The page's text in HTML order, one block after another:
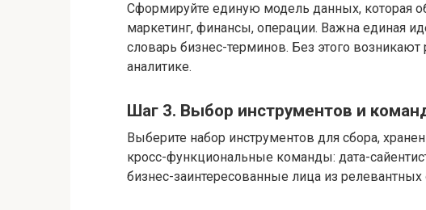
Сформируйте единую модель данных, которая
маркетинг, финансы, операции. Важна единая
словарь бизнес-терминов. Без этого
аналитике.
Шаг 3. Выбор инструментов и
Выберите набор инструментов для сбора,
кросс-функциональные команды: дата-
бизнес-заинтересованные лица из релевантных